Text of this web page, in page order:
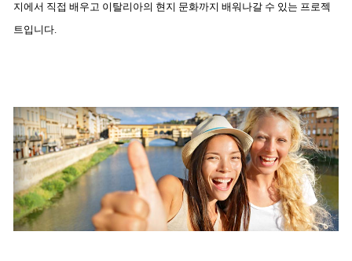
지에서 직접 배우고 이탈리아의 현지 문화까지 배워나갈 수 있는 프로젝
트입니다.